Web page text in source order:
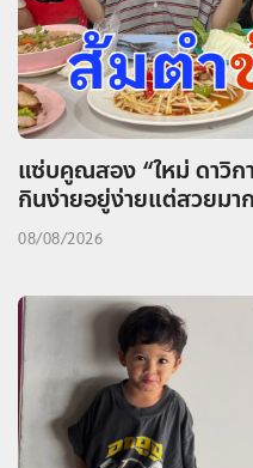
แซ่บคูณสอง “ใหม่ ดาวิก
กินง่ายอยู่ง่ายแต่สวยมาก
08/08/2026